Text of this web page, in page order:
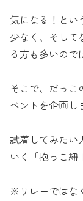
気になる！とい
少なく、そして
る方も多いので
そこで、だっこ
ベントを企画し
試着してみたい
いく「抱っこ紐
※リレーではな